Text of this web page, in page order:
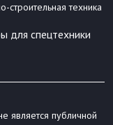
строительная техника
для спецтехники
является публичной